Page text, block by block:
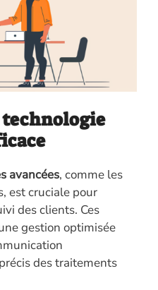
avancées, comme les
est cruciale pour
des clients. Ces
gestion optimisée
des traitements